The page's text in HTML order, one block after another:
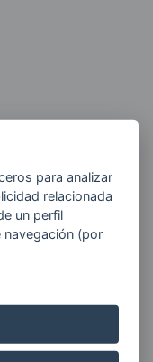
Araba
para analizar
relacionada
un perfil
(por